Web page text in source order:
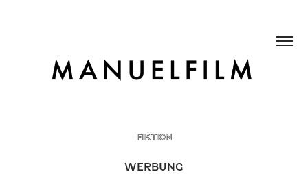
FIKTION
WERBUNG